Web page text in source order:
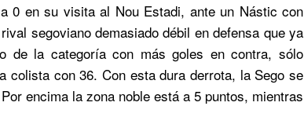
0 en su visita al Nou Estadi, ante un Nástic con
segoviano demasiado débil en defensa que ya
de la categoría con más goles en contra, sólo
colista con 36. Con esta dura derrota, la Sego se
encima la zona noble está a 5 puntos, mientras